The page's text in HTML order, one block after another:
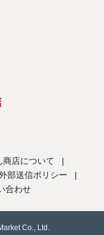
商店について
|
部送信ポリシー
|
合わせ
Co., Ltd.